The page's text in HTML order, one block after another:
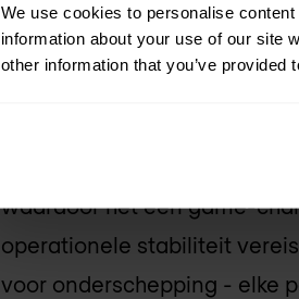
We use cookies to personalise
information about your use of our site
other information that you’ve
De
veiligheid en
Kwantum netwerken
waardoor het een game-
operationele stabiliteit
voor onderschepping - elke